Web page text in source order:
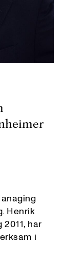
Henrik
har
i